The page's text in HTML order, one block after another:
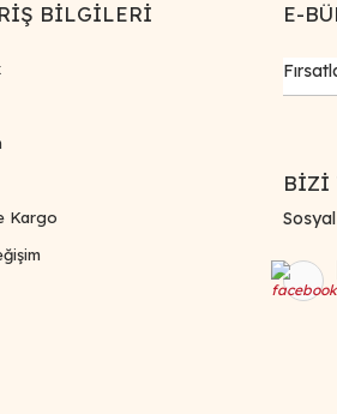
BİLGİLERİ
Kargo
E-
BİZİ